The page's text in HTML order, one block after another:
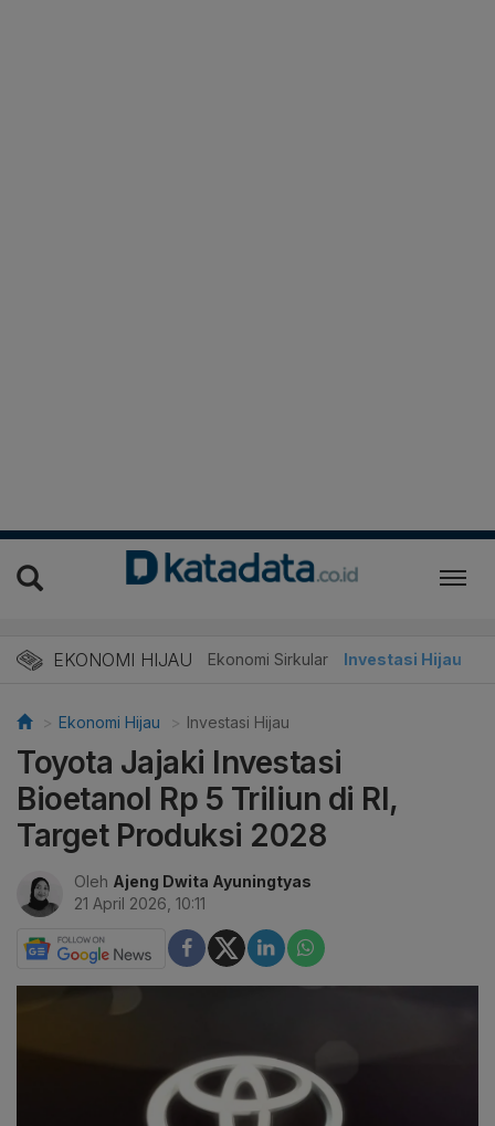
EKONOMI HIJAU
Energi Baru Ekonomi Sirkular Investasi Hijau
Ekonomi Hijau Investasi Hijau
Toyota Jajaki Investasi
Bioetanol Rp 5 Triliun di RI,
Target Produksi 2028
Oleh Ajeng Dwita Ayuningtyas
21 April 2026, 10:11